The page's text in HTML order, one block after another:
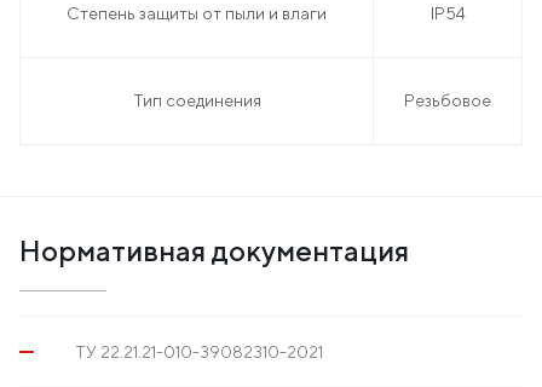
Степень защиты от пыли и влаги IP54
Тип соединения Резьбовое
Нормативная документация
ТУ 22.21.21-010-39082310-2021